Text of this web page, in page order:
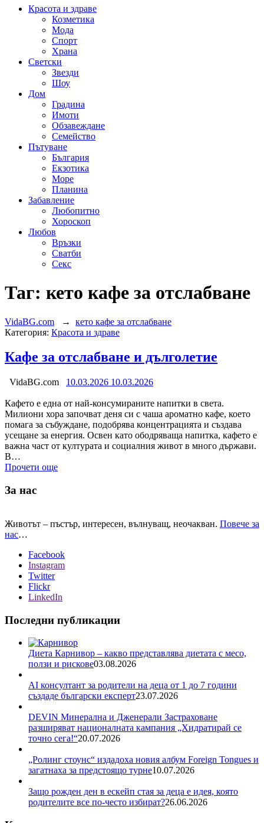
Красота и здраве
Козметика
Мода
Спорт
Храна
Светски
Звезди
Шоу
Дом
Градина
Имоти
Обзавеждане
Семейство
Пътуване
България
Екзотика
Море
Планина
Забавление
Любопитно
Хороскоп
Любов
Връзки
Сватби
Секс
Таг: кето кафе за отслабване
VidaBG.com → кето кафе за отслабване
Категория: Красота и здраве
Кафе за отслабване и дълголетие
VidaBG.com 10.03.2026 10.03.2026
Кафето е една от най-консумираните напитки в света.
Милиони хора започват деня си с чаша ароматно кафе, което
помага за събуждане, подобрява концентрацията и създава
усещане за енергия. Освен като ободряваща напитка, кафето е
важна част от културата и социалния живот в много държави.
В…
Прочети още
За нас
Животът – пъстър, интересен, вълнуващ, неочакван. Повече за
нас…
Facebook
Instagram
Twitter
Flickr
LinkedIn
Последни публикации
Диета Карнивор – какво представлява диетата с месо,
ползи и рискове03.08.2026
AI консултант за родители на деца от 1 до 7 години
създаде български експерт23.07.2026
DEVIN Минерална и Дженерали Застраховане
разширяват националната кампания „Хидратирай се
точно сега!“20.07.2026
„Ролинг стоунс“ издадоха новия албум Foreign Tongues и
загатнаха за предстоящо турне10.07.2026
Защо рожден ден в ескейп стая за деца е идея, която
родителите все по-често избират?26.06.2026